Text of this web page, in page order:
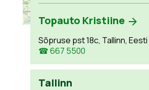
Leaflet
Topauto Kristiine
Sõpruse pst 18c, Tallinn, Eesti
☎ 667 5500
Tallinn